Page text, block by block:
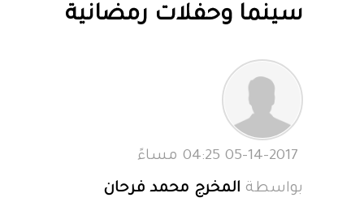
سينما وحفلات رمضانية
بواسطة المخرج محمد فرحان